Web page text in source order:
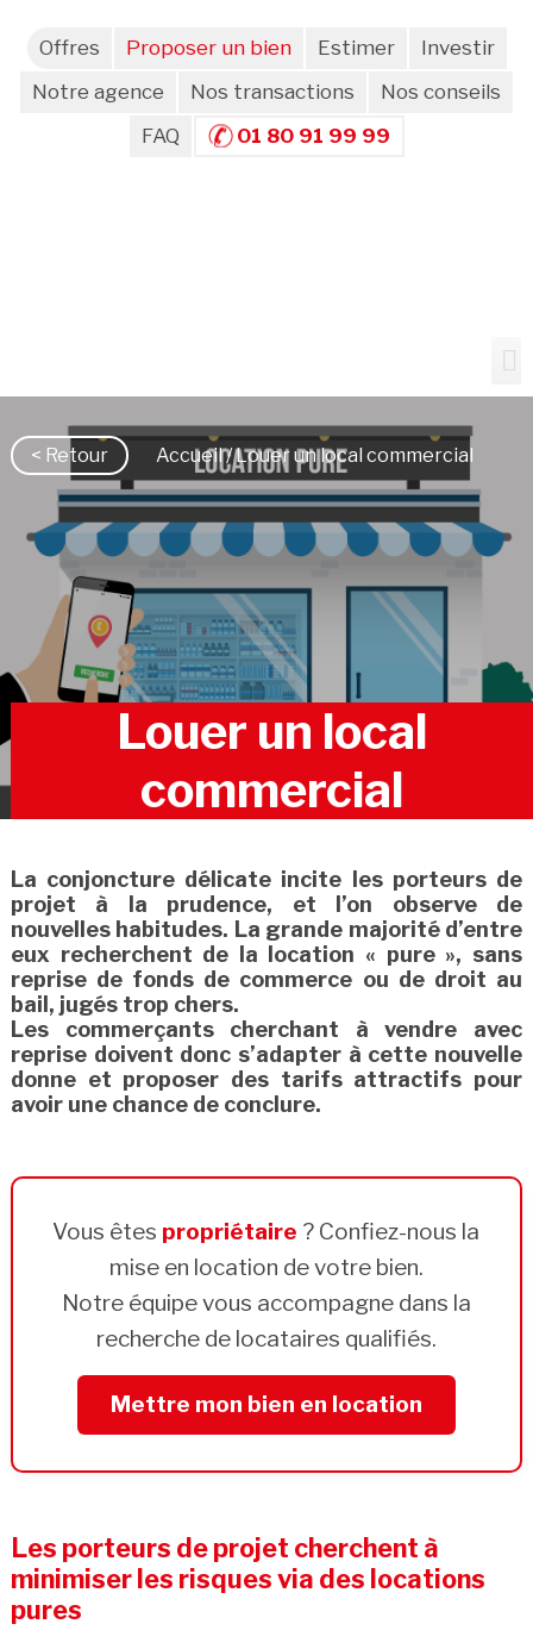
Offres Proposer un bien Estimer
Investir
Notre agence
Nos transactions
Nos conseils
FAQ
01 80 91 99 99
< Retour Accueil/ Louer un local commercial
Louer un local
commercial
La conjoncture délicate incite les porteurs de
projet à la prudence, et l’on observe de
nouvelles habitudes. La grande majorité d’entre
eux recherchent de la location « pure », sans
reprise de fonds de commerce ou de droit au
bail, jugés trop chers.
Les commerçants cherchant à vendre avec
reprise doivent donc s’adapter à cette nouvelle
donne et proposer des tarifs attractifs pour
avoir une chance de conclure.
Vous êtes propriétaire ? Confiez-nous la
mise en location de votre bien.
Notre équipe vous accompagne dans la
recherche de locataires qualifiés.
Mettre mon bien en location
Les porteurs de projet cherchent à
minimiser les risques via des locations
pures